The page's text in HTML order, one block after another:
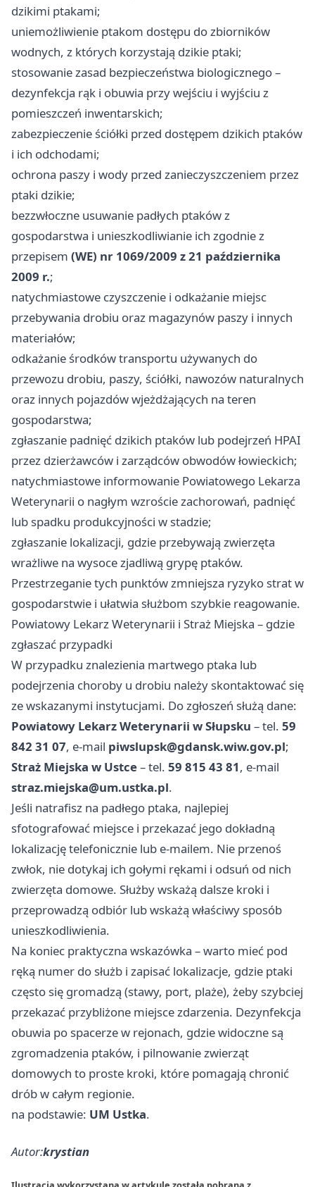
dzikimi ptakami;
uniemożliwienie ptakom dostępu do zbiorników
wodnych, z których korzystają dzikie ptaki;
stosowanie zasad bezpieczeństwa biologicznego –
dezynfekcja rąk i obuwia przy wejściu i wyjściu z
pomieszczeń inwentarskich;
zabezpieczenie ściółki przed dostępem dzikich ptaków
i ich odchodami;
ochrona paszy i wody przed zanieczyszczeniem przez
ptaki dzikie;
bezzwłoczne usuwanie padłych ptaków z
gospodarstwa i unieszkodliwianie ich zgodnie z
przepisem (WE) nr 1069/2009 z 21 października
2009 r.;
natychmiastowe czyszczenie i odkażanie miejsc
przebywania drobiu oraz magazynów paszy i innych
materiałów;
odkażanie środków transportu używanych do
przewozu drobiu, paszy, ściółki, nawozów naturalnych
oraz innych pojazdów wjeżdżających na teren
gospodarstwa;
zgłaszanie padnięć dzikich ptaków lub podejrzeń HPAI
przez dzierżawców i zarządców obwodów łowieckich;
natychmiastowe informowanie Powiatowego Lekarza
Weterynarii o nagłym wzroście zachorowań, padnięć
lub spadku produkcyjności w stadzie;
zgłaszanie lokalizacji, gdzie przebywają zwierzęta
wrażliwe na wysoce zjadliwą grypę ptaków.
Przestrzeganie tych punktów zmniejsza ryzyko strat w
gospodarstwie i ułatwia służbom szybkie reagowanie.
Powiatowy Lekarz Weterynarii i Straż Miejska – gdzie
zgłaszać przypadki
W przypadku znalezienia martwego ptaka lub
podejrzenia choroby u drobiu należy skontaktować się
ze wskazanymi instytucjami. Do zgłoszeń służą dane:
Powiatowy Lekarz Weterynarii w Słupsku – tel. 59
842 31 07, e‑mail piwslupsk@gdansk.wiw.gov.pl;
Straż Miejska w Ustce– tel. 59 815 43 81, e‑mail
straz.miejska@um.ustka.pl.
Jeśli natrafisz na padłego ptaka, najlepiej
sfotografować miejsce i przekazać jego dokładną
lokalizację telefonicznie lub e‑mailem. Nie przenoś
zwłok, nie dotykaj ich gołymi rękami i odsuń od nich
zwierzęta domowe. Służby wskażą dalsze kroki i
przeprowadzą odbiór lub wskażą właściwy sposób
unieszkodliwienia.
Na koniec praktyczna wskazówka – warto mieć pod
ręką numer do służb i zapisać lokalizacje, gdzie ptaki
często się gromadzą (stawy, port, plaże), żeby szybciej
przekazać przybliżone miejsce zdarzenia. Dezynfekcja
obuwia po spacerze w rejonach, gdzie widoczne są
zgromadzenia ptaków, i pilnowanie zwierząt
domowych to proste kroki, które pomagają chronić
drób w całym regionie.
na podstawie: UM Ustka.
Autor:krystian